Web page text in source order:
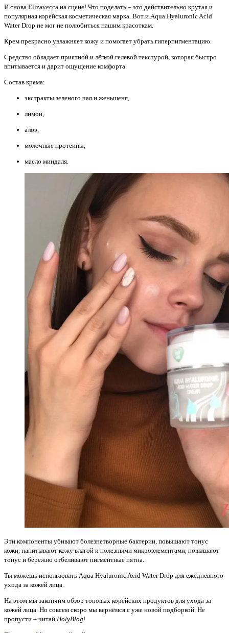
И снова Elizavecca на сцене! Что поделать – это действительно крутая и
популярная корейская косметическая марка. Вот и Aqua Hyaluronic Acid
Water Drop не мог не полюбиться нашим красоткам.
Крем прекрасно увлажняет кожу и помогает убрать гиперпигментацию.
Средство обладает приятной и лёгкой гелевой текстурой, которая быстро
впитывается и дарит ощущение комфорта.
Состав крема:
экстракты зеленого чая и женьшеня,
лимон,
алоэ,
молочные протеины,
масло миндаля.
Эти компоненты убивают болезнетворные бактерии, повышают тонус
кожи, напитывают кожу влагой и полезными микроэлементами, повышают
тонус и бережно отбеливают пигментные пятна.
Ты можешь использовать Aqua Hyaluronic Acid Water Drop для ежедневного
ухода за кожей лица.
На этом мы закончим обзор топовых корейских продуктов для ухода за
кожей лица. Но совсем скоро мы вернёмся с уже новой подборкой. Не
пропусти – читай HolyBlog!